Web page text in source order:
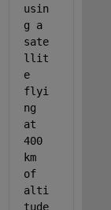
usin
g a
sate
llit
e
flyi
ng
at
400
km
of
alti
tude